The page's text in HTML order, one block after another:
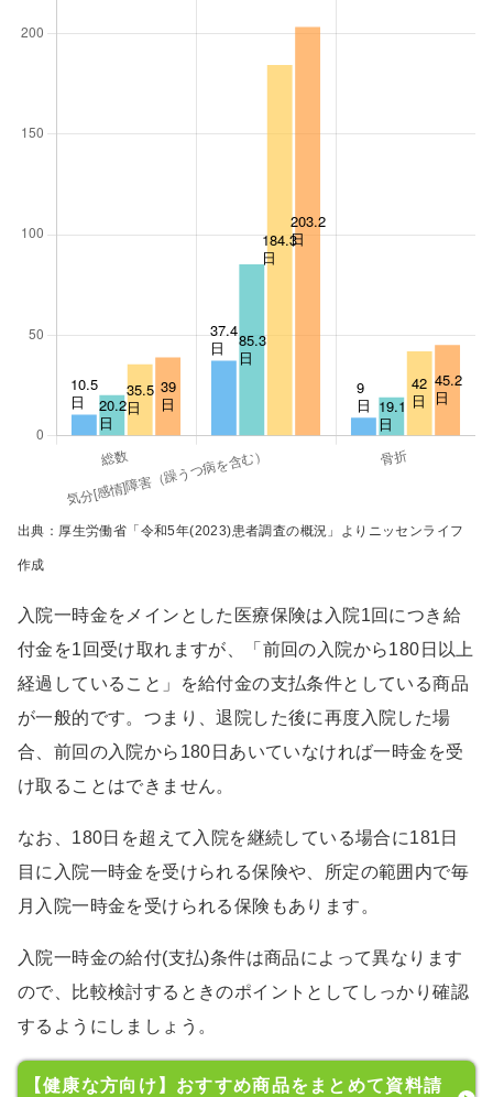
出典：厚生労働省「令和5年(2023)患者調査の概況」よりニッセンライフ
作成
入院一時金をメインとした医療保険は入院1回につき給
付金を1回受け取れますが、「前回の入院から180日以上
経過していること」を給付金の支払条件としている商品
が一般的です。つまり、退院した後に再度入院した場
合、前回の入院から180日あいていなければ一時金を受
け取ることはできません。
なお、180日を超えて入院を継続している場合に181日
目に入院一時金を受けられる保険や、所定の範囲内で毎
月入院一時金を受けられる保険もあります。
入院一時金の給付(支払)条件は商品によって異なります
ので、比較検討するときのポイントとしてしっかり確認
するようにしましょう。
【健康な方向け】おすすめ商品をまとめて資料請